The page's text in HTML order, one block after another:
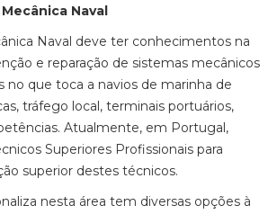
Naval
Naval deve ter conhecimentos na
e reparação de sistemas mecânicos
no que toca a navios de marinha de
tráfego local, terminais portuários,
Atualmente, em Portugal,
Superiores Profissionais para
superior destes técnicos.
nesta área tem diversas opções à